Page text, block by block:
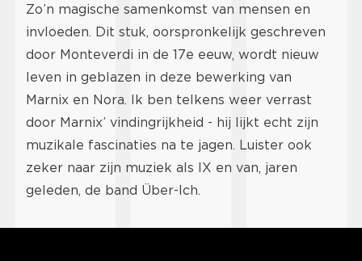
Zo’n magische samenkomst van mensen en
invloeden. Dit stuk, oorspronkelijk geschreven
door Monteverdi in de 17e eeuw, wordt nieuw
leven in geblazen in deze bewerking van
Marnix en Nora. Ik ben telkens weer verrast
door Marnix’ vindingrijkheid - hij lijkt echt zijn
muzikale fascinaties na te jagen. Luister ook
zeker naar zijn muziek als IX en van, jaren
geleden, de band Über-Ich.